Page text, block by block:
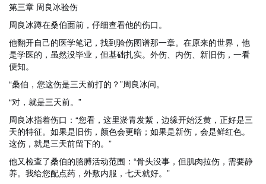
第三章 周良冰验伤
周良冰蹲在桑伯面前，仔细查看他的伤口。
他翻开自己的医学笔记，找到验伤图谱那一章。在原来的世界，他
是学医的，虽然没毕业，但基础扎实。外伤、内伤、新旧伤，一看
便知。
“桑伯，您这伤是三天前打的？”周良冰问。
“对，就是三天前。”
周良冰指着伤口：“您看，这里淤青发紫，边缘开始泛黄，正好是三
天的特征。如果是旧伤，颜色会更暗；如果是新伤，会是鲜红色。
这伤，就是三天前留下的。”
他又检查了桑伯的胳膊活动范围：“骨头没事，但肌肉拉伤，需要静
养。我给您配点药，外敷内服，七天就好。”